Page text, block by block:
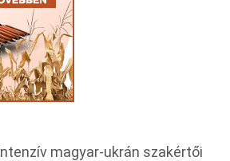
magyar-ukrán szakértői